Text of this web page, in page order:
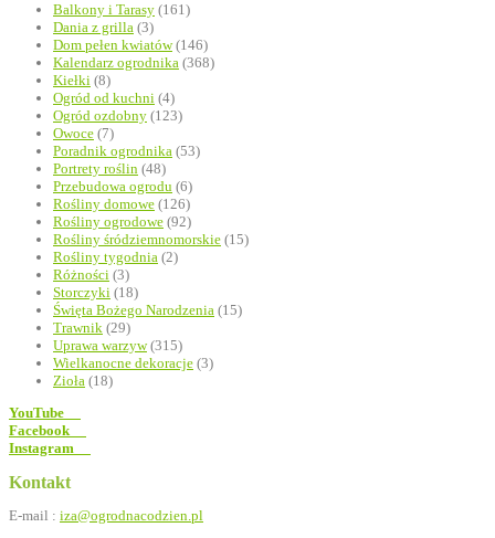
Balkony i Tarasy (161)
Dania z grilla (3)
Dom pełen kwiatów(146)
Kalendarz ogrodnika (368)
Kiełki (8)
Ogród od kuchni (4)
Ogród ozdobny (123)
Owoce (7)
Poradnik ogrodnika (53)
Portrety roślin (48)
Przebudowa ogrodu (6)
Rośliny domowe (126)
Rośliny ogrodowe (92)
Rośliny śródziemnomorskie (15)
Rośliny tygodnia (2)
Różności (3)
Storczyki (18)
Święta Bożego Narodzenia (15)
Trawnik (29)
Uprawa warzyw(315)
Wielkanocne dekoracje (3)
Zioła (18)
YouTube
Facebook
Instagram
Kontakt
E-mail : iza@ogrodnacodzien.pl